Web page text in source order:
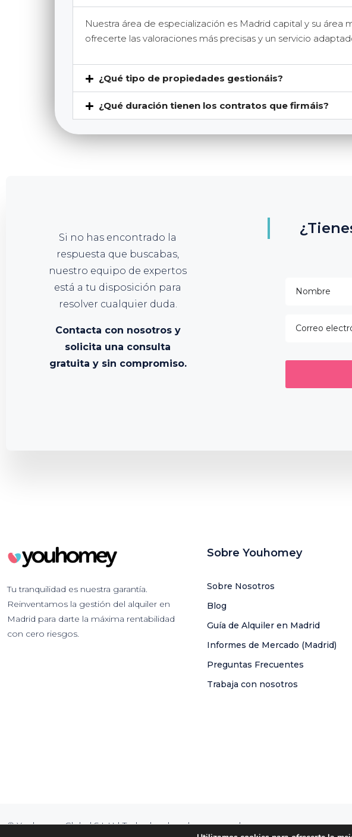
Nuestra área de especialización es Madrid capital y su
ofrecerte las valoraciones más precisas y un servicio
¿Qué tipo de propiedades gestionáis?
¿Qué duración tienen los contratos que firmáis?
Si no has encontrado la
respuesta que buscabas,
nuestro equipo de expertos
está a tu disposición para
resolver cualquier duda.
Contacta con nosotros y
solicita una consulta
gratuita y sin compromiso.
Tu tranquilidad es nuestra garantía.
Reinventamos la gestión del alquiler en
Madrid para darte la máxima rentabilidad
con cero riesgos.
Sobre Youhomey
Sobre Nosotros
Blog
Guía de Alquiler en Madrid
Informes de Mercado (Madrid)
Preguntas Frecuentes
Trabaja con nosotros
© Youhomey Global S.L.U | Todos los derechos reservados